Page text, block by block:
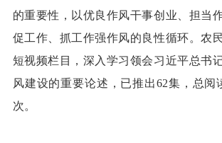
的重要性，以优良作风干事创业、担当
促工作、抓工作强作风的良性循环。农
短视频栏目，深入学习领会习近平总书
风建设的重要论述，已推出62集，总阅
次。